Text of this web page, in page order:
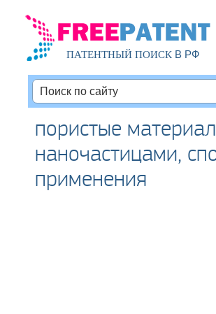
ПАТЕНТНЫЙ ПОИСКВ РФ
пористые
наночастицами,
применения